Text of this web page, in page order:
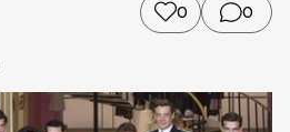
0 0